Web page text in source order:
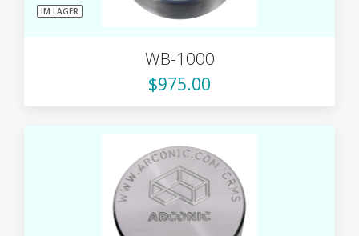
IM LAGER
WB-1000
$975.00